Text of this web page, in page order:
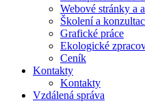
Webové stránky a
Školení a
Grafické práce
Ekologické
Ceník
Kontakty
Kontakty
Vzdálená správa